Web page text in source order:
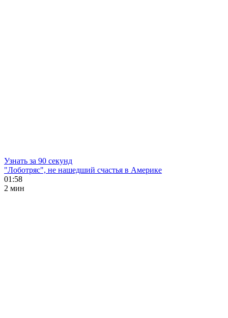
Узнать за 90 секунд
"Лоботряс", не нашедший счастья в Америке
01:58
2 мин